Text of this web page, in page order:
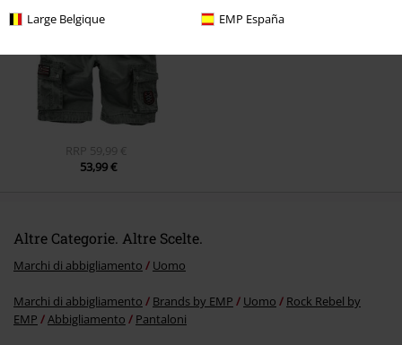
Large Belgique EMP España
Invia un commento
RRP 59,99 €
53,99 €
Altre Categorie. Altre Scelte.
Marchi di abbigliamento Uomo
Marchi di abbigliamento Brands by EMP Uomo
Rock Rebel by
EMP
Abbigliamento Pantaloni